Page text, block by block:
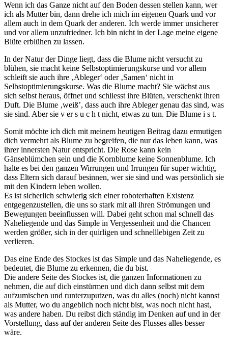
Wenn ich das Ganze nicht auf den Boden dessen stellen kann, wer
ich als Mutter bin, dann drehe ich mich im eigenen Quark und vor
allem auch in dem Quark der anderen. Ich werde immer unsicherer
und vor allem unzufriedner. Ich bin nicht in der Lage meine eigene
Blüte erblühen zu lassen.
In der Natur der Dinge liegt, dass die Blume nicht versucht zu
blühen, sie macht keine Selbstoptimierungskurse und vor allem
schleift sie auch ihre ‚Ableger‘ oder ‚Samen‘ nicht in
Selbstoptimierungskurse. Was die Blume macht? Sie wächst aus
sich selbst heraus, öffnet und schliesst ihre Blüten, verschenkt ihren
Duft. Die Blume ‚weiß’, dass auch ihre Ableger genau das sind, was
sie sind. Aber sie v er s u c h t nicht, etwas zu tun. Die Blume i s t.
Somit möchte ich dich mit meinem heutigen Beitrag dazu ermutigen
dich vermehrt als Blume zu begreifen, die nur das leben kann, was
ihrer innersten Natur entspricht. Die Rose kann kein
Gänseblümchen sein und die Kornblume keine Sonnenblume. Ich
halte es bei den ganzen Wirrungen und Irrungen für super wichtig,
dass Eltern sich darauf besinnen, wer sie sind und was persönlich sie
mit den Kindern leben wollen.
Es ist sicherlich schwierig sich einer roboterhaften Existenz
entgegenzustellen, die uns so stark mit all ihren Strömungen und
Bewegungen beeinflussen will. Dabei geht schon mal schnell das
Naheliegende und das Simple in Vergessenheit und die Chancen
werden größer, sich in der quirligen und schnelllebigen Zeit zu
verlieren.
Das eine Ende des Stockes ist das Simple und das Naheliegende, es
bedeutet, die Blume zu erkennen, die du bist.
Die andere Seite des Stockes ist, die ganzen Informationen zu
nehmen, die auf dich einstürmen und dich dann selbst mit dem
aufzumischen und runterzuputzen, was du alles (noch) nicht kannst
als Mutter, wo du angeblich noch nicht bist, was noch nicht hast,
was andere haben. Du reibst dich ständig im Denken auf und in der
Vorstellung, dass auf der anderen Seite des Flusses alles besser
wäre.